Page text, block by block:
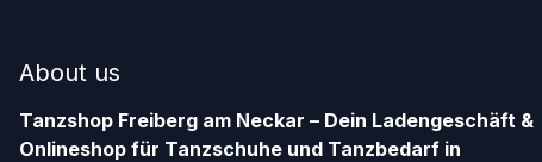
About us
Tanzshop Freiberg am Neckar – Dein Ladengeschäft &
Onlineshop für Tanzschuhe und Tanzbedarf in